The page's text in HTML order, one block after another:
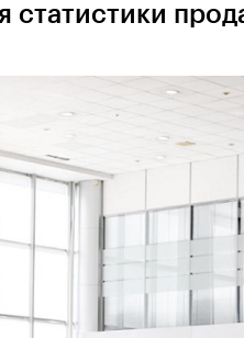
статистики